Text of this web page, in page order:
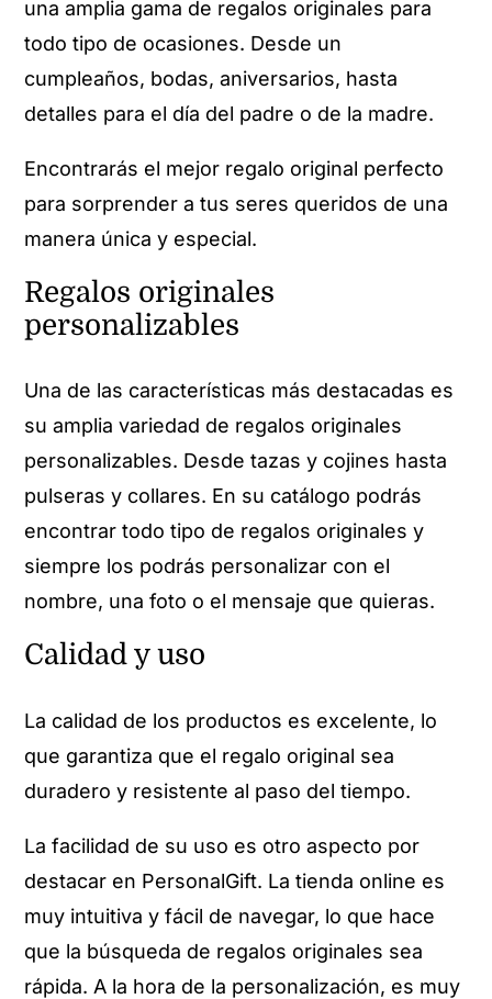
una amplia gama de regalos originales para
todo tipo de ocasiones. Desde un
cumpleaños, bodas, aniversarios, hasta
detalles para el día del padre o de la madre.
Encontrarás el mejor regalo original perfecto
para sorprender a tus seres queridos de una
manera única y especial.
Regalos originales
personalizables
Una de las características más destacadas es
su amplia variedad de regalos originales
personalizables. Desde tazas y cojines hasta
pulseras y collares. En su catálogo podrás
encontrar todo tipo de regalos originales y
siempre los podrás personalizar con el
nombre, una foto o el mensaje que quieras.
Calidad y uso
La calidad de los productos es excelente, lo
que garantiza que el regalo original sea
duradero y resistente al paso del tiempo.
La facilidad de su uso es otro aspecto por
destacar en PersonalGift. La tienda online es
muy intuitiva y fácil de navegar, lo que hace
que la búsqueda de regalos originales sea
rápida. A la hora de la personalización, es muy